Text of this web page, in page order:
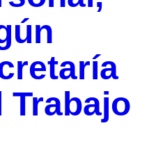
Trabajo